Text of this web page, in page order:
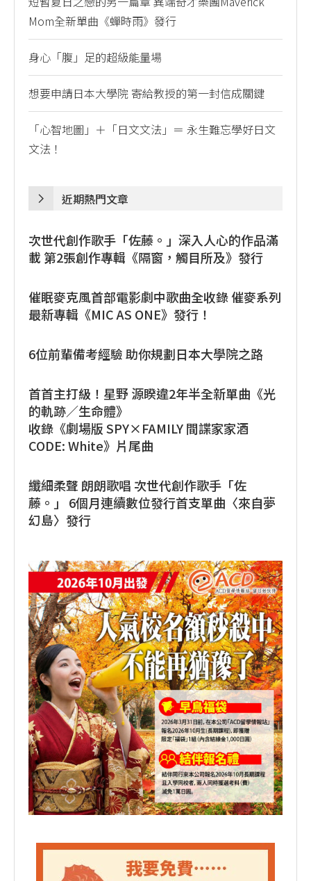
Mom全新單曲《蟬時雨》發行
身心「腹」足的超級能量場
想要申請日本大學院 寄給教授的第一封信成關鍵
「心智地圖」＋「日文文法」＝ 永生難忘學好日文
文法！
近期熱門文章
次世代創作歌手「佐藤。」深入人心的作品滿
載 第2張創作專輯《隔窗，觸目所及》發行
催眠麥克風首部電影劇中歌曲全收錄 催麥系列
最新專輯《MIC AS ONE》發行！
6位前輩備考經驗 助你規劃日本大學院之路
首首主打級！星野 源睽違2年半全新單曲《光
的軌跡／生命體》
收錄《劇場版 SPY×FAMILY 間諜家家酒
CODE: White》片尾曲
纖細柔聲 朗朗歌唱 次世代創作歌手「佐
藤。」 6個月連續數位發行首支單曲〈來自夢
幻島〉發行